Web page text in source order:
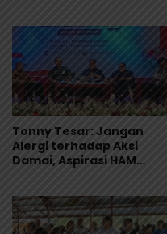
Masyarakat Adat
Tonny Tesar: Jangan
Alergi terhadap Aksi
Damai, Aspirasi HAM